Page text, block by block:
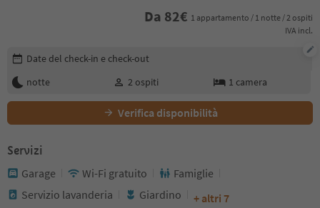
Da 82€ 1 appartamento / 1 notte / 2 ospiti
IVA incl.
Modifica i dettagli della prenotazione
Date del check-in e check-out
notte
2 ospiti 1 camera
Verifica disponibilità
Servizi
Garage Wi-Fi gratuito
Famiglie
Servizio lavanderia
Giardino + altri 7